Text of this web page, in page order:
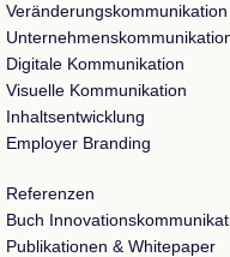
Veränderungskommunikation
Digitale Kommunikation
Visuelle Kommunikation
Inhaltsentwicklung
Employer Branding
Referenzen
Buch
Publikationen & Whitepaper